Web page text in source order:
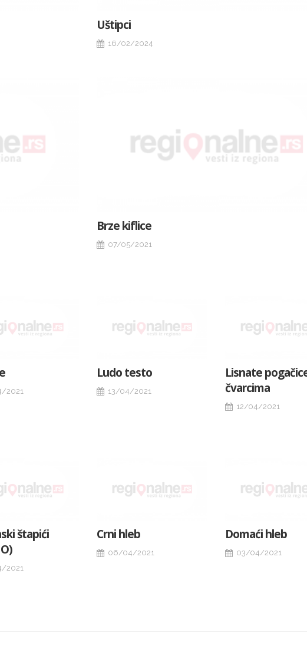
Uštipci
16/02/2024
Brze kiflice
07/05/2021
2021
Ludo testo
13/04/2021
Lisnate
čvarcima
12/04/2021
štapići
2021
Crni hleb
06/04/2021
Domaći hleb
03/04/2021